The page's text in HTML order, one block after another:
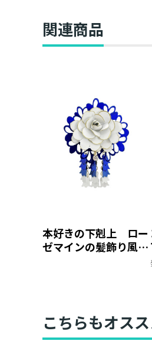
関連商品
本好きの下剋上 ロー
ゼマインの髪飾り風ブ
こちらもオス